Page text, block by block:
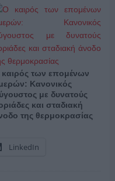
των επομένων
Κανονικός
με δυνατούς
και σταδιακή
της θερμοκρασίας
LinkedIn